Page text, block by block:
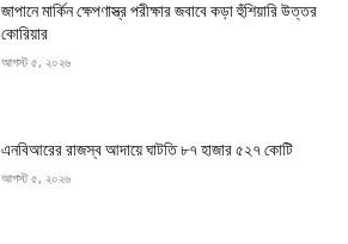
জাপানে মার্কিন ক্ষেপণাস্ত্র পরীক্ষার জবাবে কড়া হুঁশিয়ারি উত্তর
কোরিয়ার
আগস্ট ৫, ২০২৬
এনবিআরের রাজস্ব আদায়ে ঘাটতি ৮৭ হাজার ৫২৭ কোটি
আগস্ট ৫, ২০২৬